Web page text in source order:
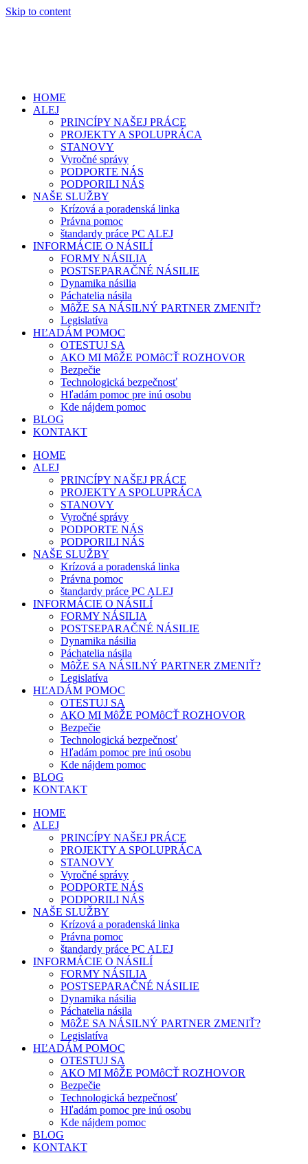
Skip to content
HOME
ALEJ
PRINCÍPY NAŠEJ PRÁCE
PROJEKTY A SPOLUPRÁCA
STANOVY
Vyročné správy
PODPORTE NÁS
PODPORILI NÁS
NAŠE SLUŽBY
Krízová a poradenská linka
Právna pomoc
štandardy práce PC ALEJ
INFORMÁCIE O NÁSILÍ
FORMY NÁSILIA
POSTSEPARAČNÉ NÁSILIE
Dynamika násilia
Páchatelia násila
MôŽE SA NÁSILNÝ PARTNER ZMENIŤ?
Legislatíva
HĽADÁM POMOC
OTESTUJ SA
AKO MI MôŽE POMôCŤ ROZHOVOR
Bezpečie
Technologická bezpečnosť
Hľadám pomoc pre inú osobu
Kde nájdem pomoc
BLOG
KONTAKT
HOME
ALEJ
PRINCÍPY NAŠEJ PRÁCE
PROJEKTY A SPOLUPRÁCA
STANOVY
Vyročné správy
PODPORTE NÁS
PODPORILI NÁS
NAŠE SLUŽBY
Krízová a poradenská linka
Právna pomoc
štandardy práce PC ALEJ
INFORMÁCIE O NÁSILÍ
FORMY NÁSILIA
POSTSEPARAČNÉ NÁSILIE
Dynamika násilia
Páchatelia násila
MôŽE SA NÁSILNÝ PARTNER ZMENIŤ?
Legislatíva
HĽADÁM POMOC
OTESTUJ SA
AKO MI MôŽE POMôCŤ ROZHOVOR
Bezpečie
Technologická bezpečnosť
Hľadám pomoc pre inú osobu
Kde nájdem pomoc
BLOG
KONTAKT
HOME
ALEJ
PRINCÍPY NAŠEJ PRÁCE
PROJEKTY A SPOLUPRÁCA
STANOVY
Vyročné správy
PODPORTE NÁS
PODPORILI NÁS
NAŠE SLUŽBY
Krízová a poradenská linka
Právna pomoc
štandardy práce PC ALEJ
INFORMÁCIE O NÁSILÍ
FORMY NÁSILIA
POSTSEPARAČNÉ NÁSILIE
Dynamika násilia
Páchatelia násila
MôŽE SA NÁSILNÝ PARTNER ZMENIŤ?
Legislatíva
HĽADÁM POMOC
OTESTUJ SA
AKO MI MôŽE POMôCŤ ROZHOVOR
Bezpečie
Technologická bezpečnosť
Hľadám pomoc pre inú osobu
Kde nájdem pomoc
BLOG
KONTAKT